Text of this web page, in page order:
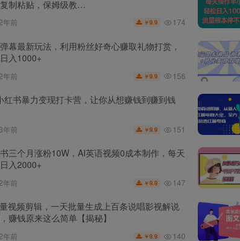
制粘贴，保姆级教…
2年前 ￥9.9 174
幕最新玩法，利用粉丝好奇心赚取礼物打赏，
入1000+
2年前 ￥9.9 156
红书暴力变现打卡营，让你从想赚钱到赚到钱
3年前 ￥9.9 151
三个月涨粉10W，AI英语视频0成本制作，每天
入2000+
2年前 ￥9.9 147
视频剪辑，一天批量生成上百条说唱影视解说
赚钱原来这么简单【揭秘】
2年前 ￥9.9 140